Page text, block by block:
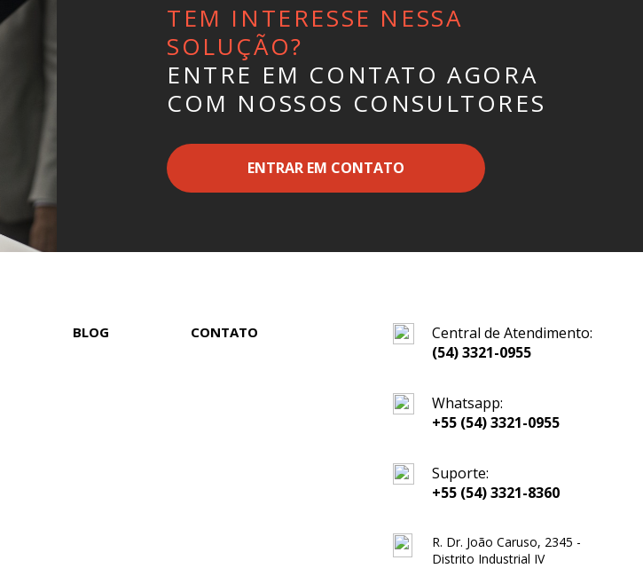
TEM INTERESSE NESSA
SOLUÇÃO?
ENTRE EM CONTATO AGORA
COM NOSSOS CONSULTORES
ENTRAR EM CONTATO
BLOG CONTATO
Central de Atendimento:
(54) 3321-0955
Whatsapp:
+55 (54) 3321-0955
Suporte:
+55 (54) 3321-8360
R. Dr. João Caruso, 2345 -
Distrito Industrial IV